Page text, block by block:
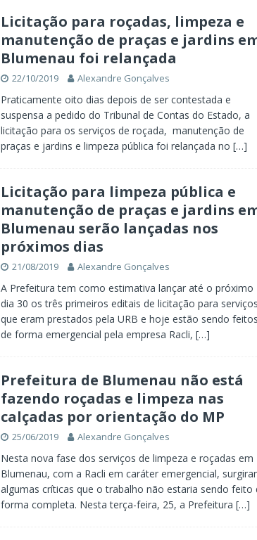
Licitação para roçadas, limpeza e
manutenção de praças e jardins
Blumenau foi relançada
22/10/2019 Alexandre Gonçalves
Praticamente oito dias depois de ser contestada e
suspensa a pedido do Tribunal de Contas do Estado, a
licitação para os serviços de roçada, manutenção de
praças e jardins e limpeza pública foi relançada no […]
Licitação para limpeza pública e
manutenção de praças e jardins
Blumenau serão lançadas nos
próximos dias
21/08/2019 Alexandre Gonçalves
A Prefeitura tem como estimativa lançar até o próximo
dia 30 os três primeiros editais de licitação para serviços
que eram prestados pela URB e hoje estão sendo feitos
de forma emergencial pela empresa Racli, […]
Prefeitura de Blumenau não está
fazendo roçadas e limpeza nas
calçadas por orientação do MP
25/06/2019 Alexandre Gonçalves
Nesta nova fase dos serviços de limpeza e roçadas em
Blumenau, com a Racli em caráter emergencial,
algumas críticas que o trabalho não estaria sendo feito
forma completa. Nesta terça-feira, 25, a Prefeitura […]